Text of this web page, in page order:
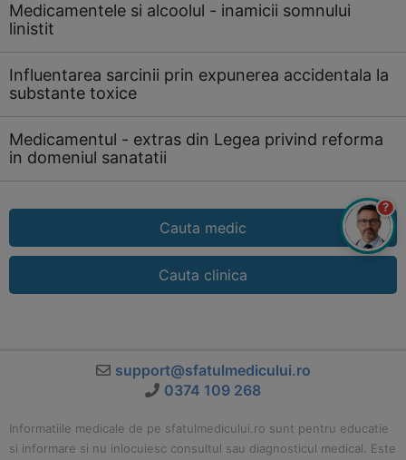
Medicamentele si alcoolul - inamicii somnului
linistit
Influentarea sarcinii prin expunerea accidentala la
substante toxice
Medicamentul - extras din Legea privind reforma
in domeniul sanatatii
Cauta medic
Cauta clinica
support@sfatulmedicului.ro
0374 109 268
Informatiile medicale de pe sfatulmedicului.ro sunt pentru educatie
si informare si nu inlocuiesc consultul sau diagnosticul medical. Este
?